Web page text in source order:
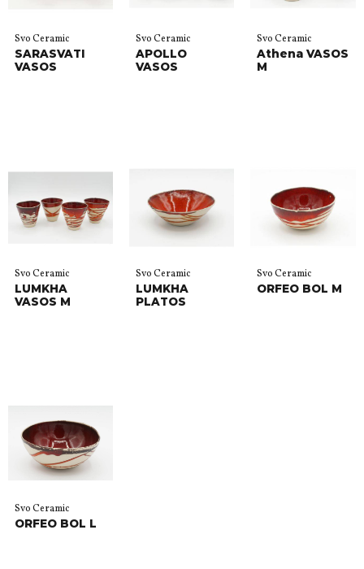
Svo Ceramic
SARASVATI
VASOS
Svo Ceramic
APOLLO
VASOS
Svo Ceramic
Athena VASOS
M
Svo Ceramic
LUMKHA
VASOS M
Svo Ceramic
LUMKHA
PLATOS
Svo Ceramic
ORFEO BOL M
Svo Ceramic
ORFEO BOL L